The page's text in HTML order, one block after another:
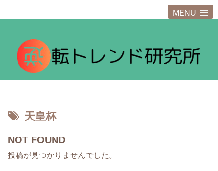
MENU
天皇杯
NOT FOUND
投稿が見つかりませんでした。